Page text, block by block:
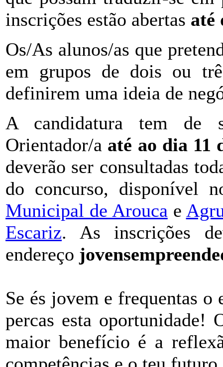
inscrições estão abertas até
Os/As alunos/as que
em grupos de dois ou
definirem uma ideia de
A candidatura tem de
Orientador/a até ao dia 11
deverão ser consultadas
do concurso, disponível
Municipal de Arouca e
Escariz. As inscrições
endereço
Se és jovem e frequentas o
percas esta oportunidade!
maior benefício é a